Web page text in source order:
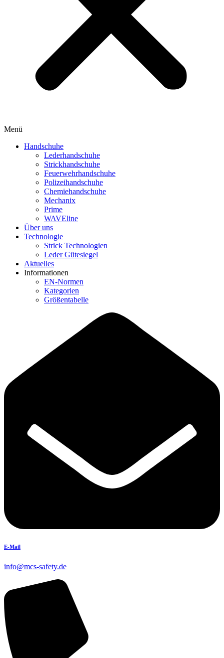
Menü
Handschuhe
Lederhandschuhe
Strickhandschuhe
Feuerwehrhandschuhe
Polizeihandschuhe
Chemiehandschuhe
Mechanix
Prime
WAVEline
Über uns
Technologie
Strick Technologien
Leder Gütesiegel
Aktuelles
Informationen
EN-Normen
Kategorien
Größentabelle
E-Mail
info@mcs-safety.de